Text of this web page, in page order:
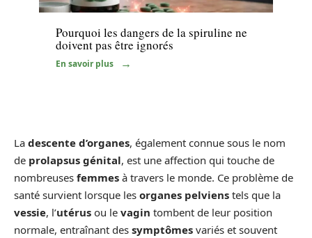
Pourquoi les dangers de la spiruline ne
doivent pas être ignorés
En savoir plus
La descente d’organes, également connue sous le nom
de prolapsus génital, est une affection qui touche de
nombreuses femmes à travers le monde. Ce problème de
santé survient lorsque les organes pelviens tels que la
vessie, l’utérus ou le vagin tombent de leur position
normale, entraînant des symptômes variés et souvent